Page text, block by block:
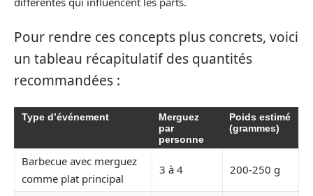
Pour rendre ces concepts plus concrets, voici
un tableau récapitulatif des quantités
recommandées :
Type d’événement
Merguez
par
personne
Poids estimé
(grammes)
Barbecue avec merguez
comme plat principal
3 à 4 200-250 g